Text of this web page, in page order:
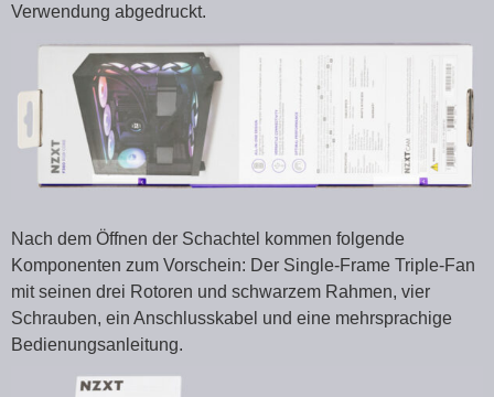
Verwendung abgedruckt.
Nach dem Öffnen der Schachtel kommen folgende
Komponenten zum Vorschein: Der Single-Frame Triple-Fan
mit seinen drei Rotoren und schwarzem Rahmen, vier
Schrauben, ein Anschlusskabel und eine mehrsprachige
Bedienungsanleitung.